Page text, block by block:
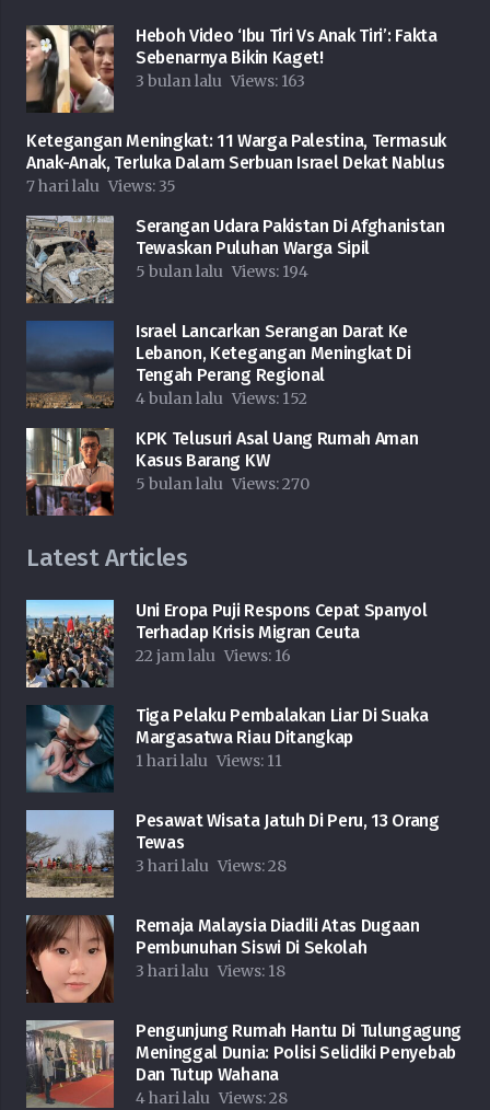
Heboh Video ‘Ibu Tiri Vs Anak Tiri’: Fakta
Sebenarnya Bikin Kaget!
3 bulan lalu Views: 163
Ketegangan Meningkat: 11 Warga Palestina, Termasuk
Anak-Anak, Terluka Dalam Serbuan Israel Dekat Nablus
7 hari lalu Views: 35
Serangan Udara Pakistan Di Afghanistan
Tewaskan Puluhan Warga Sipil
5 bulan lalu Views: 194
Israel Lancarkan Serangan Darat Ke
Lebanon, Ketegangan Meningkat Di
Tengah Perang Regional
4 bulan lalu Views: 152
KPK Telusuri Asal Uang Rumah Aman
Kasus Barang KW
5 bulan lalu Views:270
Latest Articles
Uni Eropa Puji Respons Cepat Spanyol
Terhadap Krisis Migran Ceuta
22 jam lalu Views: 16
Tiga Pelaku Pembalakan Liar Di Suaka
Margasatwa Riau Ditangkap
1 hari lalu Views: 11
Pesawat Wisata Jatuh Di Peru, 13 Orang
Tewas
3 hari lalu Views:28
Remaja Malaysia Diadili Atas Dugaan
Pembunuhan Siswi Di Sekolah
3 hari lalu Views: 18
Pengunjung Rumah Hantu Di Tulungagung
Meninggal Dunia: Polisi Selidiki Penyebab
Dan Tutup Wahana
4 hari lalu Views:28